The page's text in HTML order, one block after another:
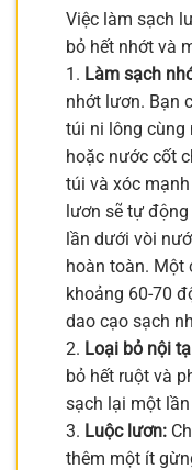
Việc làm sạch
bỏ hết nhớt và
1. Làm sạch
nhớt lươn. Bạn
túi ni lông cùng
hoặc nước cốt
túi và xóc
lươn sẽ tự
lần dưới vòi
hoàn toàn. Một
khoảng 60-70
dao cạo sạch
2. Loại bỏ nội
bỏ hết ruột và
sạch lại một
3. Luộc lươn:
thêm một ít